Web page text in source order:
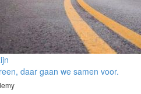
daar gaan we samen voor.